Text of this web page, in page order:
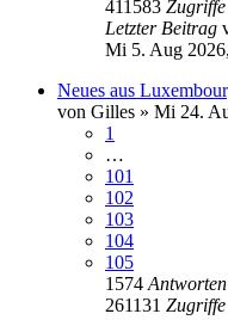
411583 Zugriffe
Letzter Beitrag
Mi 5. Aug
Neues aus
von Gilles » Mi 24.
1
…
101
102
103
104
105
1574 Antworten
261131 Zugriffe